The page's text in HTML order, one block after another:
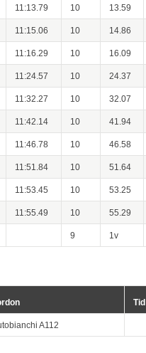
11:13.79 10 13.59
11:15.06 10 14.86
11:16.29 10 16.09
11:24.57 10 24.37
11:32.27 10 32.07
11:42.14 10 41.94
11:46.78 10 46.58
11:51.84 10 51.64
11:53.45 10 53.25
11:55.49 10 55.29
9 1v
Tid
A112